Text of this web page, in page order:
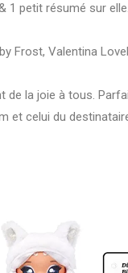
1 petit résumé sur
Frost, Valentina
de la joie à tous.
et celui du